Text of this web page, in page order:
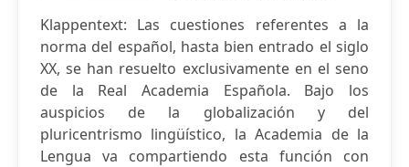
Klappentext: Las cuestiones referentes a la
norma del español, hasta bien entrado el siglo
XX, se han resuelto exclusivamente en el seno
de la Real Academia Española. Bajo los
auspicios de la globalización y del
pluricentrismo lingüístico, la Academia de la
Lengua va compartiendo esta función con